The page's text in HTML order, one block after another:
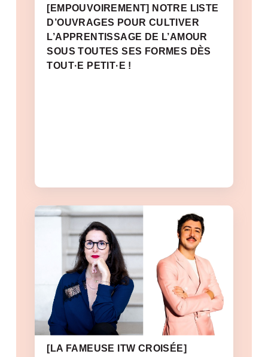
[EMPOUVOIREMENT] NOTRE LISTE
D’OUVRAGES POUR CULTIVER
L’APPRENTISSAGE DE L’AMOUR
SOUS TOUTES SES FORMES DÈS
TOUT·E PETIT·E !
[LA FAMEUSE ITW CROISÉE]